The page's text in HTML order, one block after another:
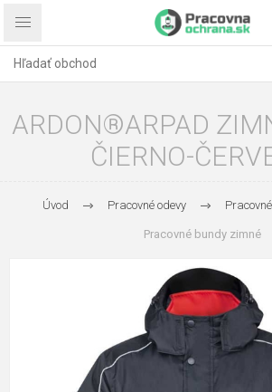
ARDON®ARPAD
ČIERNO-
Úvod Pracovné odevy
Pracovné bundy zimné